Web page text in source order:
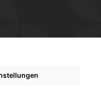
MIT